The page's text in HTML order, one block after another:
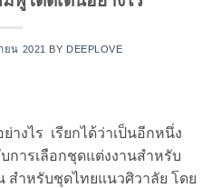
ยน 2021 BY DEEPLOVE
างไร เรียกได้ว่าเป็นอีกหนึ่ง
การเลือกชุดแต่งงานสำหรับ
สำหรับชุดไทยแนวศิวาลัย โดย